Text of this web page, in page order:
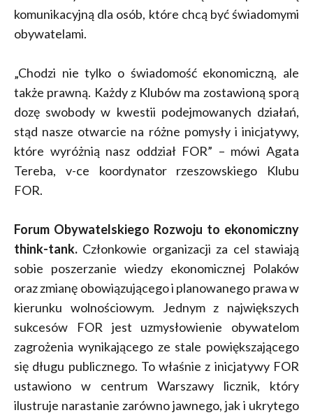
komunikacyjną dla osób, które chcą być świadomymi
obywatelami.
„Chodzi nie tylko o świadomość ekonomiczną, ale
także prawną. Każdy z Klubów ma zostawioną sporą
dozę swobody w kwestii podejmowanych działań,
stąd nasze otwarcie na różne pomysły i inicjatywy,
które wyróżnią nasz oddział FOR” – mówi Agata
Tereba, v-ce koordynator rzeszowskiego Klubu
FOR.
Forum Obywatelskiego Rozwoju to ekonomiczny
think-tank. Członkowie organizacji za cel stawiają
sobie poszerzanie wiedzy ekonomicznej Polaków
oraz zmianę obowiązującego i planowanego prawa w
kierunku wolnościowym. Jednym z największych
sukcesów FOR jest uzmysłowienie obywatelom
zagrożenia wynikającego ze stale powiększającego
się długu publicznego. To właśnie z inicjatywy FOR
ustawiono w centrum Warszawy licznik, który
ilustruje narastanie zarówno jawnego, jak i ukrytego